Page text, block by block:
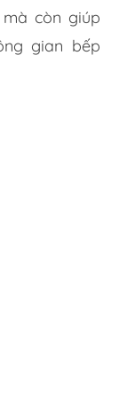
còn giúp
gian bếp